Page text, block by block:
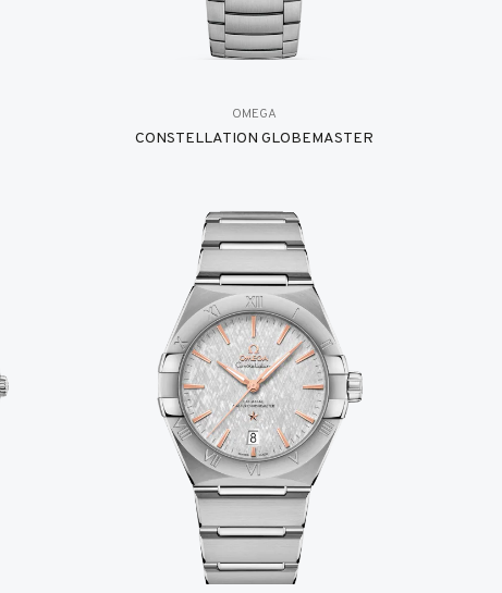
OMEGA
CONSTELLATION GLOBEMASTER